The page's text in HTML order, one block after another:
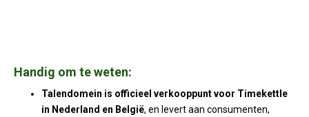
Handig om te weten:
Talendomein is officieel verkooppunt voor Timekettle
in Nederland en België, en levert aan consumenten,